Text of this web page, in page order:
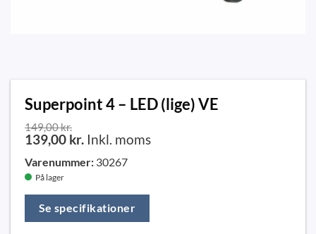
Superpoint 4 – LED (lige) VE
149,00kr.
139,00 kr. Inkl. moms
Varenummer: 30267
På lager
Se specifikationer